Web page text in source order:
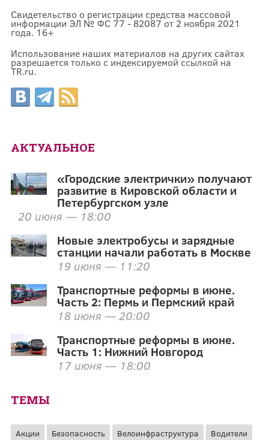
Свидетельство о регистрации средства массовой
информации ЭЛ № ФС 77 - 82087 от 2 ноября 2021
года. 16+
Использование наших материалов на других сайтах
разрешается только с индексируемой ссылкой на
TR.ru.
АКТУАЛЬНОЕ
«Городские электрички» получают
развитие в Кировской области и
Петербургском узле
20 июня — 18:00
Новые электробусы и зарядные
станции начали работать в Москве
19 июня — 11:20
Транспортные реформы в июне.
Часть 2: Пермь и Пермский край
18 июня — 20:00
Транспортные реформы в июне.
Часть 1: Нижний Новгород
17 июня — 18:00
ТЕМЫ
Акции Безопасность Велоинфраструктура Водители